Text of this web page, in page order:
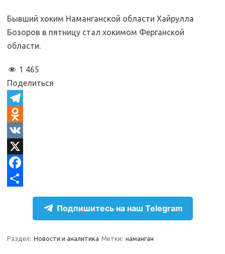
Бывший хоким Наманганской области Хайрулла
Бозоров в пятницу стал хокимом Ферганской
области.
1 465
Поделиться
T
e
e
g
O
d
n
o
s
V
KX
F
bр
Подпишитесь на наш Telegram
Раздел: Новости и аналитика Метки: наманган